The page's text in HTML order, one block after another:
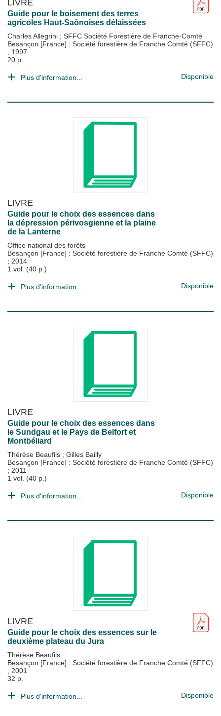
LIVRE
Guide pour le boisement des terres
agricoles Haut-Saônoises délaissées
Charles Allegrini ; SFFC Société Forestière de Franche-Comté
Besançon [France] : Société forestière de Franche Comté (SFFC)
; 1997
20 p.
Plus d'information... Disponible
LIVRE
Guide pour le choix des essences dans
la dépression périvosgienne et la plaine
de la Lanterne
Office national des forêts
Besançon [France] : Société forestière de Franche Comté (SFFC)
; 2014
1 vol. (40 p.)
Plus d'information... Disponible
LIVRE
Guide pour le choix des essences dans
le Sundgau et le Pays de Belfort et
Montbéliard
Thérèse Beaufils ; Gilles Bailly
Besançon [France] : Société forestière de Franche Comté (SFFC)
; 2011
1 vol. (40 p.)
Plus d'information... Disponible
LIVRE
Guide pour le choix des essences sur le
deuxième plateau du Jura
Thérèse Beaufils
Besançon [France] : Société forestière de Franche Comté (SFFC)
; 2001
32 p.
Plus d'information... Disponible